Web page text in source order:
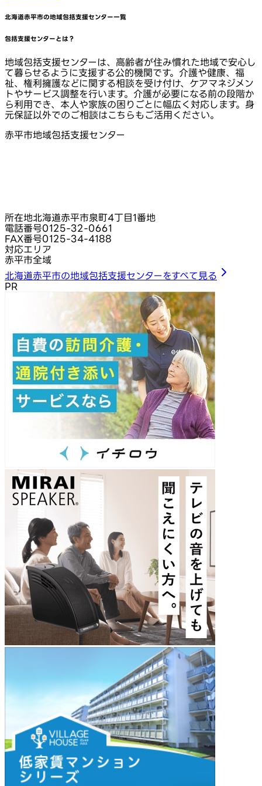
北海道赤平市の地域包括支援センター一覧
包括支援センターとは？
地域包括支援センターは、高齢者が住み慣れた地域で安心し
て暮らせるように支援する公的機関です。介護や健康、福
祉、権利擁護などに関する相談を受け付け、ケアマネジメン
トやサービス調整を行います。介護が必要になる前の段階か
ら利用でき、本人や家族の困りごとに幅広く対応します。身
元保証以外でのご相談はこちらもご活用ください。
赤平市地域包括支援センター
所在地北海道赤平市泉町4丁目1番地
電話番号0125-32-0661
FAX番号0125-34-4188
対応エリア
赤平市全域
北海道赤平市の地域包括支援センターをすべて見る
PR